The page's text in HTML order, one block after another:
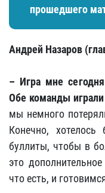
прошедшего
Андрей Назаров
– Игра мне сегодня
Обе команды
мы немного
Конечно,
буллиты, чтобы в
это
что есть, и